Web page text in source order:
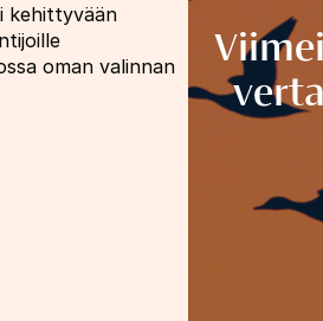
kehittyvään
oman valinnan